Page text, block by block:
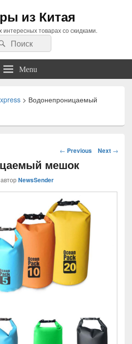
из Китая
товарах со скидками.
Search
Menu
> Водонепроницаемый
Навигация
статьям
← Previous Next →
мешок
автор NewsSender